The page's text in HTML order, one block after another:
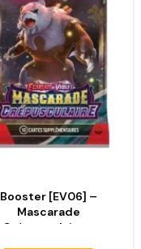
Booster [EV06] –
Mascarade
Crépusculaire –